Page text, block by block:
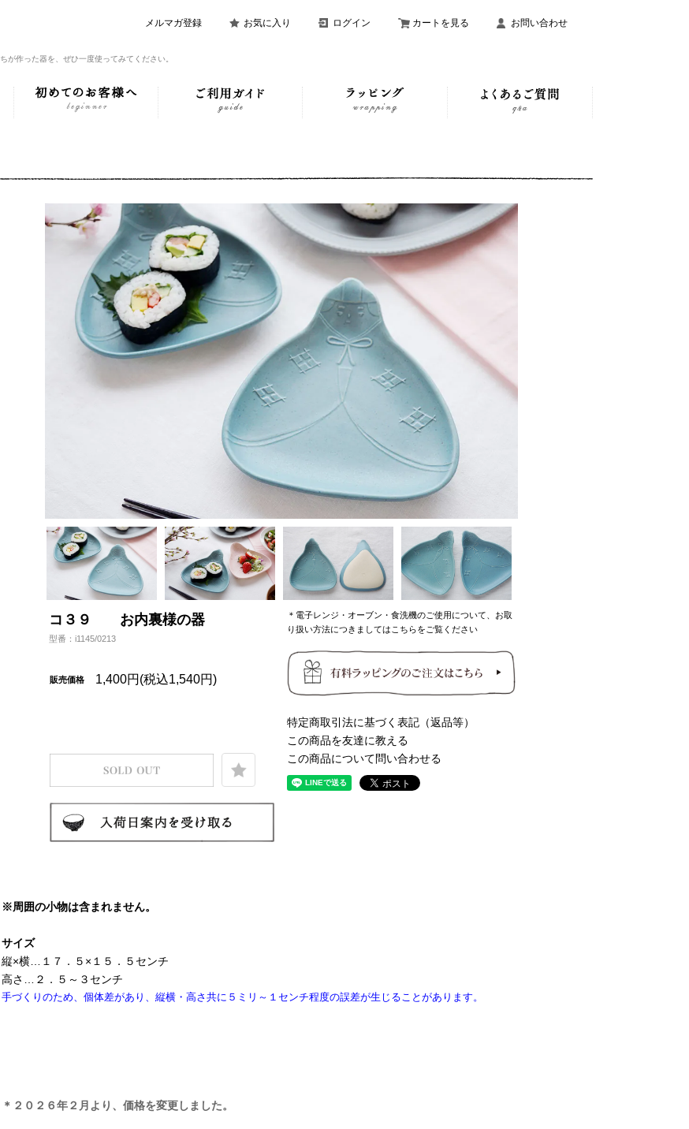
メルマガ登録 お気に入り ログイン カートを見る お問い合わせ
が作った器を、ぜひ一度使ってみてください。
コ３９ お内裏様の器
型番：i1145/0213
販売価格 1,400円(税込1,540円)
＊電子レンジ・オーブン・食洗機のご使用について、お取
り扱い方法につきましてはこちらをご覧ください
特定商取引法に基づく表記（返品等）
この商品を友達に教える
この商品について問い合わせる
※周囲の小物は含まれません。
サイズ
縦×横…１７．５×１５．５センチ
高さ…２．５～３センチ
手づくりのため、個体差があり、縦横・高さ共に５ミリ～１センチ程度の誤差が生じることがあります。
＊２０２６年２月より、価格を変更しました。